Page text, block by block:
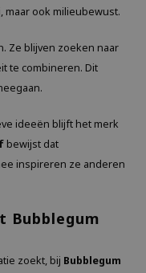
maar ook milieubewust.
Ze blijven zoeken naar
te combineren. Dit
ideeën blijft het merk
bewijst dat
inspireren ze anderen
Bubblegum
zoekt, bij Bubblegum